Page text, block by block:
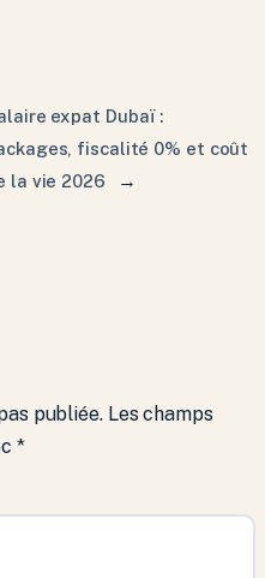
expat Dubaï :
fiscalité 0% et coût
la vie 2026
→
publiée. Les champs
*